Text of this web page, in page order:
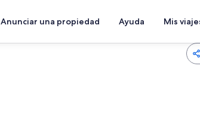
Anunciar una propiedad Ayuda Mis